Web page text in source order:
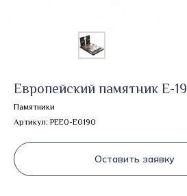
Европейский памятник E-19
Памятники
Артикул: PEE0-E0190
Оставить заявку